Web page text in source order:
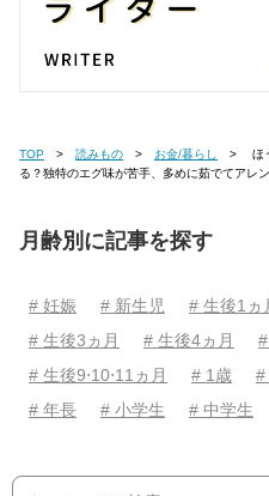
TOP 読みもの お金/暮らし
る？独特のエグ味が苦手、多めに茹でてアレ
月齢別に記事を探す
# 妊娠 # 新生児 # 生後1ヵ
# 生後3ヵ月
# 生後4ヵ月
# 生後9⋅10⋅11ヵ月
# 1歳 #
# 年長
# 小学生 # 中学生